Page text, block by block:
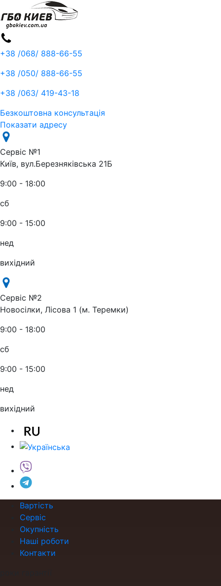
+38 /068/ 888-66-55
+38 /050/ 888-66-55
+38 /063/ 419-43-18
Безкоштовна консультація
Показати адресу
Сервіс №1
Київ, вул.Березняківська 21Б
9:00 - 18:00
сб
9:00 - 15:00
нед
вихідний
Сервіс №2
Новосілки, Лісова 1 (м. Теремки)
9:00 - 18:00
сб
9:00 - 15:00
нед
вихідний
Вартість
Сервіс
Окупність
Наші роботи
Контакти